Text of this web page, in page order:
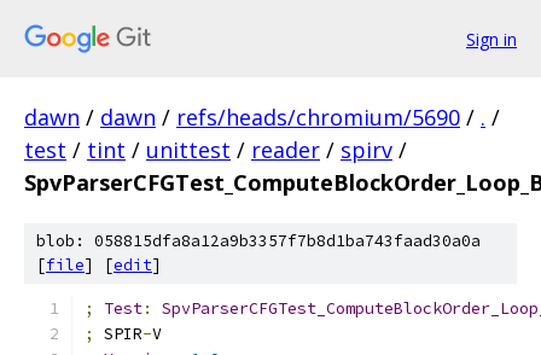
Sign in
dawn / dawn / refs/heads/chromium/5690 / . /
test / tint / unittest / reader / spirv /
blob: 058815dfa8a12a9b3357f7b8d1ba743faad30a0a
[file] [edit]
; Test:
;
SPIR-V